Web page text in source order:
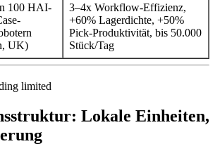
100 HAI-
UK)
3–4x Workflow-Effizienz,
+60% Lagerdichte, +50%
Pick-Produktivität, bis 50.000
Stück/Tag
Lokale Einheiten,